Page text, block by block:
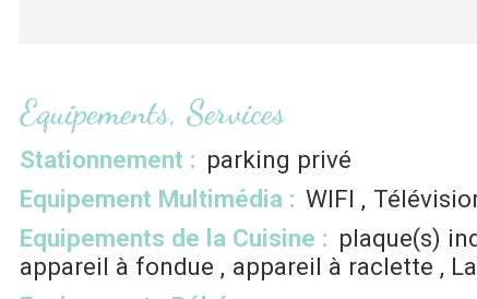
Equipements, Services
Stationnement : parking privé
Equipement Multimédia : WIFI
Equipements de la Cuisine : plaque(s)
appareil à fondue
appareil à raclette